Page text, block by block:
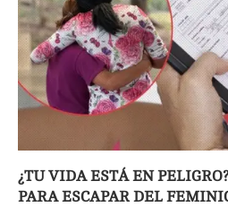
¿TU VIDA ESTÁ EN
PARA ESCAPAR DEL